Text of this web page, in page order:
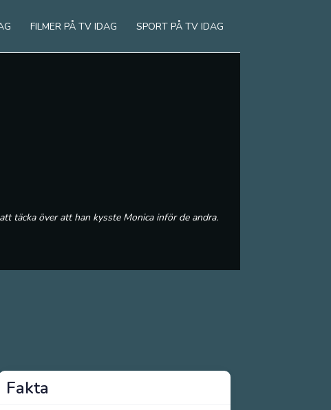
FILMER PÅ TV IDAG SPORT PÅ TV IDAG
täcka över att han kysste Monica inför de andra.
Fakta